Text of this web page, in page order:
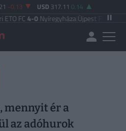
-0.13 USD 317.11 0.14
0Nyíregyháza|Újpest FC4-2Debreceni
mennyit ér a
az adóhurok